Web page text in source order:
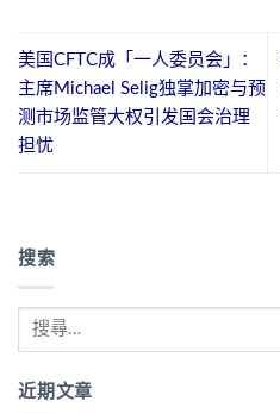
搜索
近期文章
美国CFTC成「一人委员会」：
主席Michael Selig独掌加密与预
测市场监管大权引发国会治理
担忧